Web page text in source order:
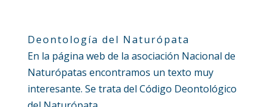
Deontología del Naturópata
En la página web de la asociación Nacional de
Naturópatas encontramos un texto muy
interesante. Se trata del Código Deontológico